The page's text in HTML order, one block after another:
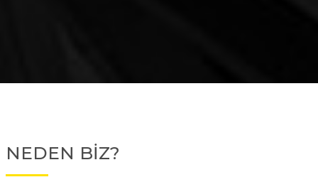
NEDEN BİZ?